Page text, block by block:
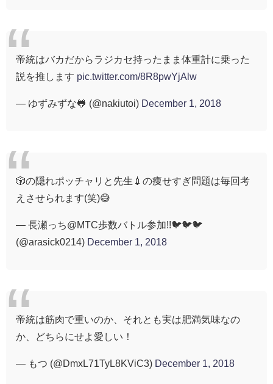
帝統はバカだからラジカセ持ったまま体重計に乗った
説を推します pic.twitter.com/8R8pwYjAlw
— ゆずみずな🐸 (@nakiutoi) December 1, 2018
🎲の隠れポッチャリと先生💉の痩せすぎ問題は毎回考
えさせられます(笑)😅
— 長瀬っち@MTC歩数バトル参加!!🐦🐦🐦
(@arasick0214) December 1, 2018
帝統は筋肉で重いのか、それとも実は肥満気味なの
か、どちらにせよ愛しい！
— もつ (@DmxL71TyL8KViC3) December 1, 2018